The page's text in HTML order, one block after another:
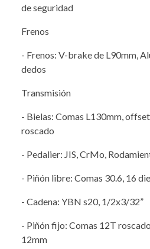
de seguridad
Frenos
- Frenos: V-brake de L90mm,
dedos
Transmisión
- Bielas: Comas L130mm,
roscado
- Pedalier: JIS, CrMo,
- Piñón libre: Comas 30.6, 16
- Cadena: YBN s20, 1/2x3/32”
- Piñón fijo: Comas 12T
12mm